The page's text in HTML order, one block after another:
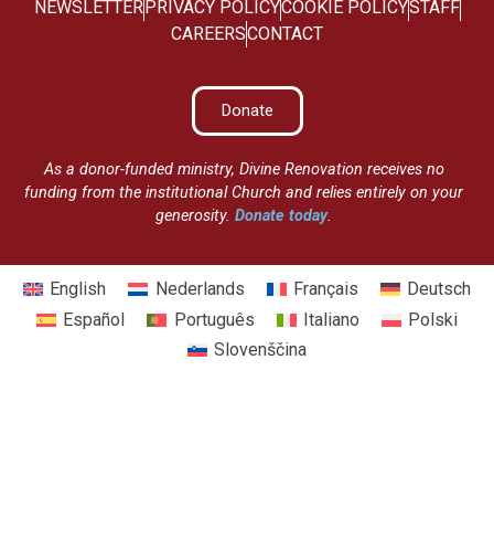
NEWSLETTER PRIVACY POLICYCOOKIE POLICYSTAFF
CAREERSCONTACT
Donate
As a donor-funded ministry, Divine Renovation receives no
funding from the institutional Church and relies entirely on your
generosity.Donate today.
English Nederlands Français
Deutsch
Español
Português Italiano
Polski
Slovenščina